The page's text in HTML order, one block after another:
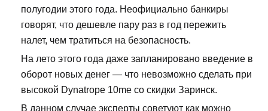
полугодии этого года. Неофициально банкиры
говорят, что дешевле пару раз в год пережить
налет, чем тратиться на безопасность.
На лето этого года даже запланировано введение в
оборот новых денег — что невозможно сделать при
высокой Dynatrope 10me со скидки Заринск.
В данном случае эксперты советуют как можно